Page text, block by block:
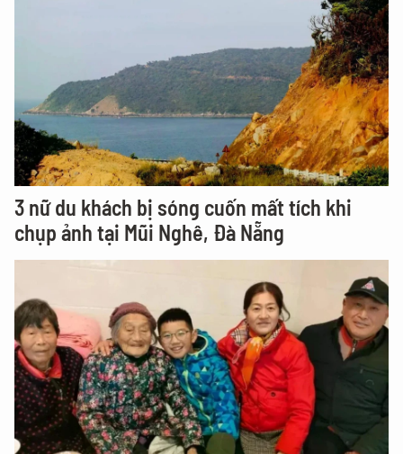
3 nữ du khách bị sóng cuốn mất tích khi
chụp ảnh tại Mũi Nghê, Đà Nẵng